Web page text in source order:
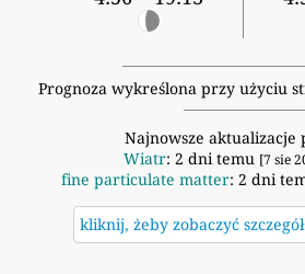
Prognoza wykreślona przy użyciu
Najnowsze aktualizacje
Wiatr: 2 dni temu [7 sie
fine particulate matter: 2 dni
kliknij, żeby zobaczyć